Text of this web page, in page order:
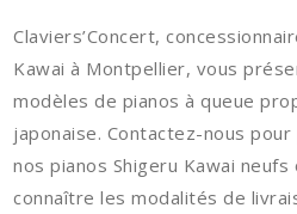
Claviers’Concert,
Kawai à Montpellier, vous
modèles de pianos à queue
japonaise. Contactez-nous
nos pianos Shigeru Kawai
connaître les modalités de